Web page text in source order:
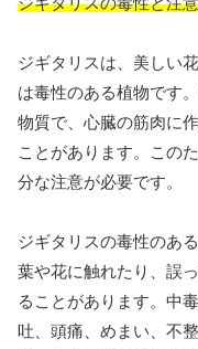
ジギタリスは、美しい
は毒性のある植物です
物質で、心臓の筋肉に
ことがあります。この
分な注意が必要です。
ジギタリスの毒性のあ
葉や花に触れたり、誤
ることがあります。中
吐、頭痛、めまい、不